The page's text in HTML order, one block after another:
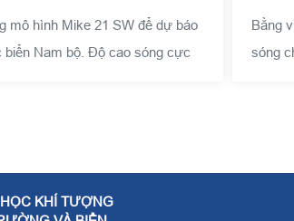
mô hình Mike 21 SW để dự báo
biển Nam bộ. Độ cao sóng cực
Bằng
sóng
đặc
KHÍ TƯỢNG